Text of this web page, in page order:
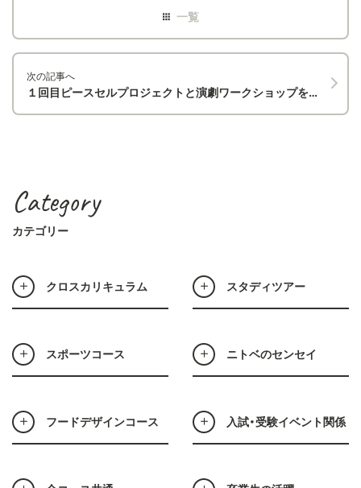
次の記事へ
１回目ピースセルプロジェクトと演劇ワークショップを行いました。
Category
カテゴリー
クロスカリキュラム スタディツアー
スポーツコース ニトベのセンセイ
フードデザインコース 入試・受験イベント関係